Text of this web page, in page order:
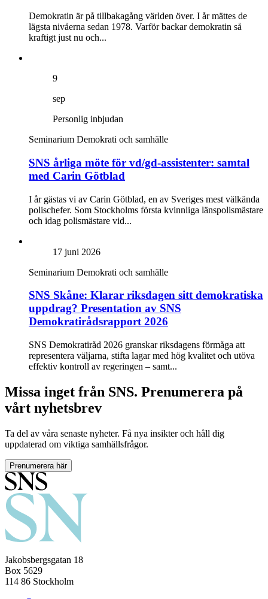
Demokratin är på tillbakagång världen över. I år mättes de
lägsta nivåerna sedan 1978. Varför backar demokratin så
kraftigt just nu och...
9
sep
Personlig inbjudan
Seminarium Demokrati och samhälle
SNS årliga möte för vd/gd-assistenter: samtal
med Carin Götblad
I år gästas vi av Carin Götblad, en av Sveriges mest välkända
polischefer. Som Stockholms första kvinnliga länspolismästare
och idag polismästare vid...
17 juni 2026
Seminarium Demokrati och samhälle
SNS Skåne: Klarar riksdagen sitt demokratiska
uppdrag? Presentation av SNS
Demokratirådsrapport 2026
SNS Demokratiråd 2026 granskar riksdagens förmåga att
representera väljarna, stifta lagar med hög kvalitet och utöva
effektiv kontroll av regeringen – samt...
Missa inget från SNS. Prenumerera på
vårt nyhetsbrev
Ta del av våra senaste nyheter. Få nya insikter och håll dig
uppdaterad om viktiga samhällsfrågor.
Prenumerera här
Jakobsbergsgatan 18
Box 5629
114 86 Stockholm